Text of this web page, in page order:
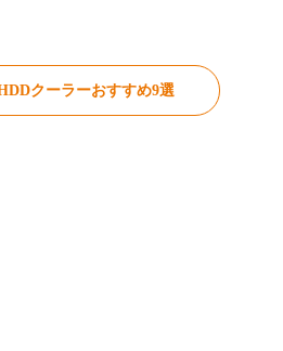
クーラーおすすめ9選